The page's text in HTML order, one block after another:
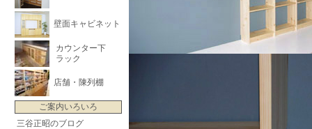
壁面キャビネット
カウンター下
ラック
店舗・陳列棚
ご案内いろいろ
三谷正昭のブログ